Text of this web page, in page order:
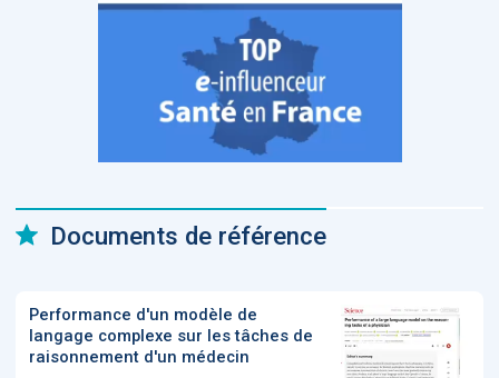
Documents de référence
Performance d'un modèle de
langage complexe sur les tâches de
raisonnement d'un médecin